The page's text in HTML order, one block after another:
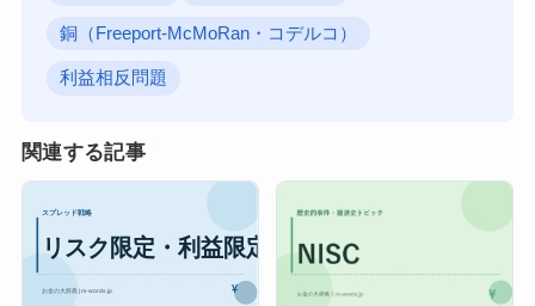
銅（Freeport-McMoRan・コデルコ）
利益相反問題
関連する記事